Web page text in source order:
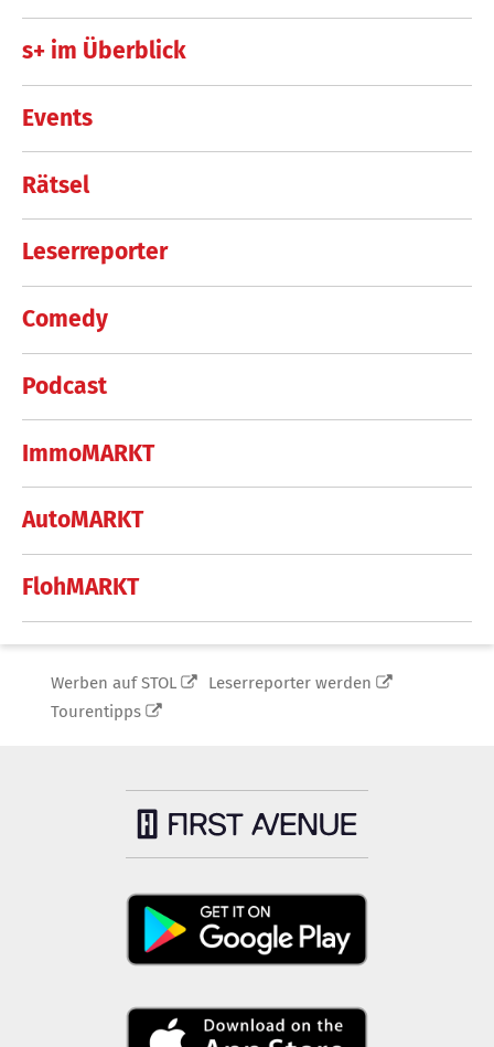
s+ im Überblick
Events
Rätsel
Leserreporter
Comedy
Podcast
ImmoMARKT
AutoMARKT
FlohMARKT
Werben auf STOL
Leserreporter werden
Tourentipps